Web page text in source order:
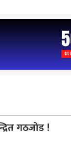
गठजोड !